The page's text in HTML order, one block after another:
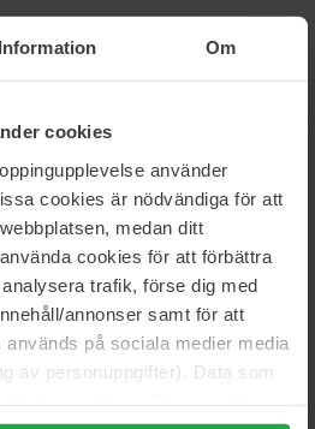
Information Om
cookies
använder
cookies är nödvändiga för att
medan ditt
cookies för att förbättra
trafik, förse dig med
annonser samt för att
på sociala medier media
av personuppgifter). Data som
Scrub Jumbo
og svar (0)
4.7